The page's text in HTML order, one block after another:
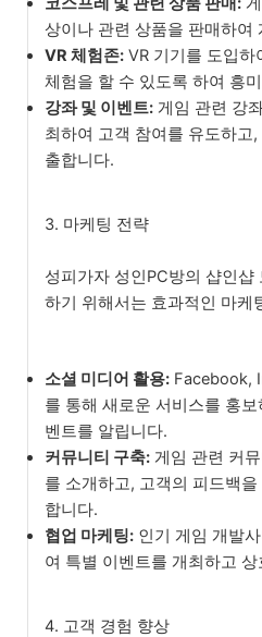
상이나 관련 상품을 판매하여
VR 체험존: VR 기기를 도입하
체험을 할 수 있도록 하여 흥
강좌 및 이벤트: 게임 관련 강
최하여 고객 참여를 유도하고
출합니다.
3. 마케팅 전략
성피가자 성인PC방의 샵인샵
하기 위해서는 효과적인 마케
소셜 미디어 활용: Facebook,
를 통해 새로운 서비스를 홍
벤트를 알립니다.
커뮤니티 구축: 게임 관련 커
를 소개하고, 고객의 피드백
합니다.
협업 마케팅: 인기 게임 개발
여 특별 이벤트를 개최하고
4. 고객 경험 향상